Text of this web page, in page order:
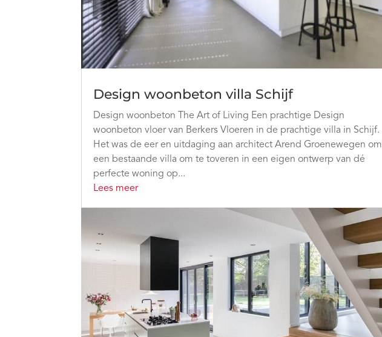
Design woonbeton villa Schijf
Design woonbeton The Art of Living Een prachtige Design
woonbeton vloer van Berkers Vloeren in de prachtige villa in Schijf.
Het was de eer en uitdaging aan architect Arend Groenewegen om
een bestaande villa om te toveren in een eigen ontwerp van dé
perfecte woning op...
Lees meer